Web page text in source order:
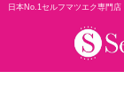
日本No.1セルフマツエク専門店